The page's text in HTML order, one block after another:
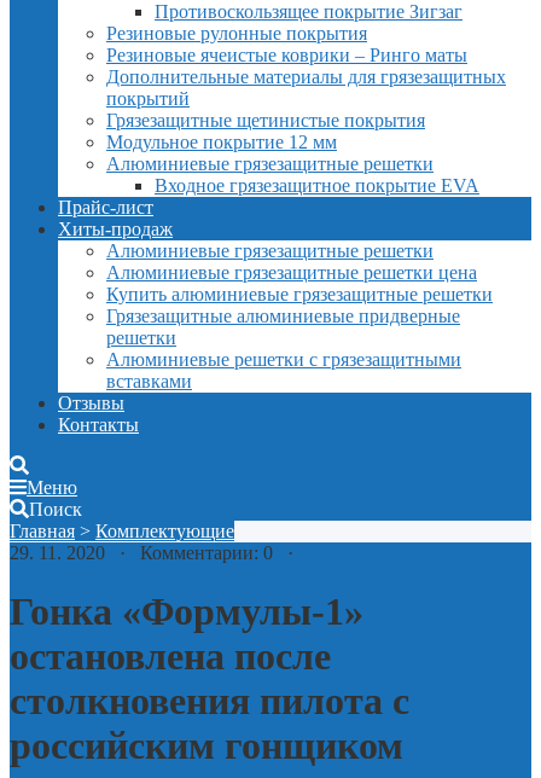
Противоскользящее покрытие Зигзаг
Резиновые рулонные покрытия
Резиновые ячеистые коврики – Ринго маты
Дополнительные материалы для грязезащитных
покрытий
Грязезащитные щетинистые покрытия
Модульное покрытие 12 мм
Алюминиевые грязезащитные решетки
Входное грязезащитное покрытие EVA
Прайс-лист
Хиты-продаж
Алюминиевые грязезащитные решетки
Алюминиевые грязезащитные решетки цена
Купить алюминиевые грязезащитные решетки
Грязезащитные алюминиевые придверные
решетки
Алюминиевые решетки с грязезащитными
вставками
Отзывы
Контакты
Меню
Поиск
Главная > Комплектующие
29. 11. 2020 · Комментарии: 0 ·
Гонка «Формулы-1»
остановлена после
столкновения пилота с
российским гонщиком